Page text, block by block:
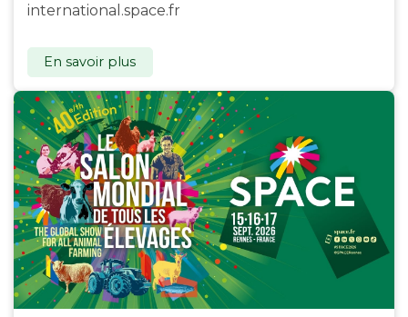
international.space.fr
En savoir plus